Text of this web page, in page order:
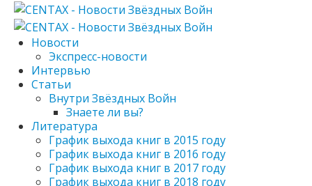
Новости
Экспресс-новости
Интервью
Статьи
Внутри Звёздных Войн
Знаете ли вы?
Литература
График выхода книг в 2015 году
График выхода книг в 2016 году
График выхода книг в 2017 году
График выхода книг в 2018 году